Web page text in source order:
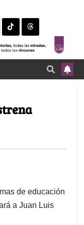
de educación
a Juan Luis